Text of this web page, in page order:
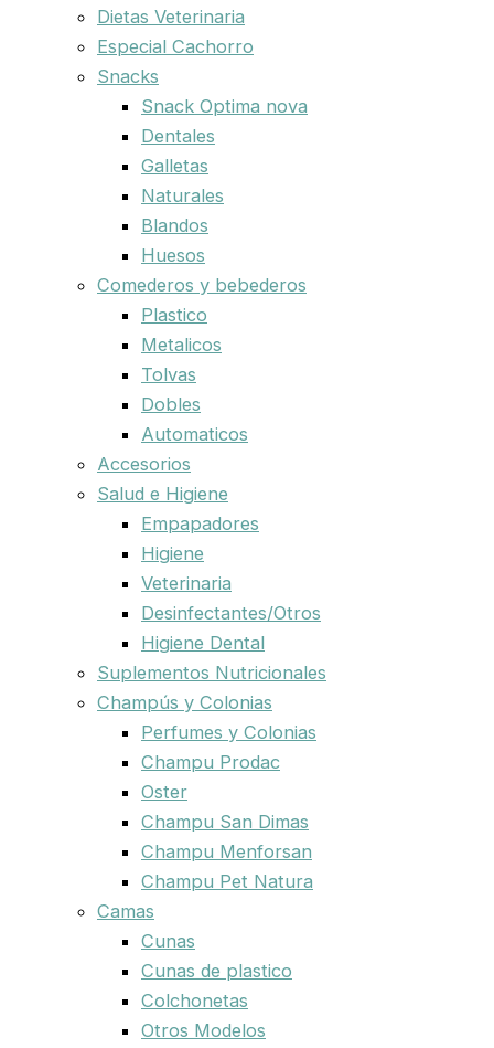
Dietas Veterinaria
Especial Cachorro
Snacks
Snack Optima nova
Dentales
Galletas
Naturales
Blandos
Huesos
Comederos y bebederos
Plastico
Metalicos
Tolvas
Dobles
Automaticos
Accesorios
Salud e Higiene
Empapadores
Higiene
Veterinaria
Desinfectantes/Otros
Higiene Dental
Suplementos Nutricionales
Champús y Colonias
Perfumes y Colonias
Champu Prodac
Oster
Champu San Dimas
Champu Menforsan
Champu Pet Natura
Camas
Cunas
Cunas de plastico
Colchonetas
Otros Modelos